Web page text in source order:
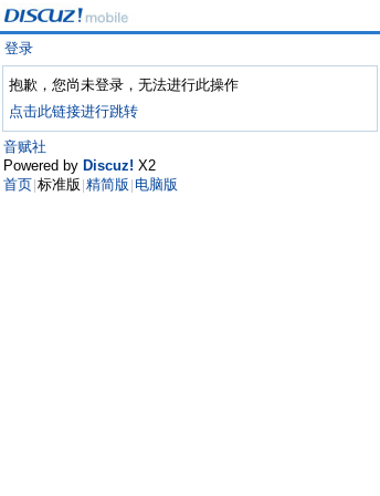
登录
抱歉，您尚未登录，无法进行此操作
点击此链接进行跳转
音赋社
Powered by Discuz! X2
首页 标准版 精简版 电脑版